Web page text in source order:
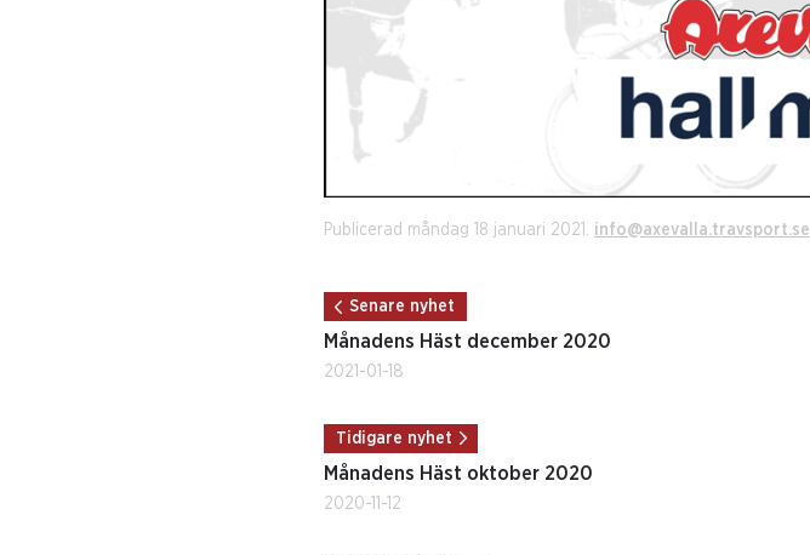
Publicerad måndag 18 januari 2021. info@axevalla.travsport.se
Senare nyhet
Månadens Häst december 2020
2021-01-18
Tidigare nyhet
Månadens Häst oktober 2020
2020-11-12